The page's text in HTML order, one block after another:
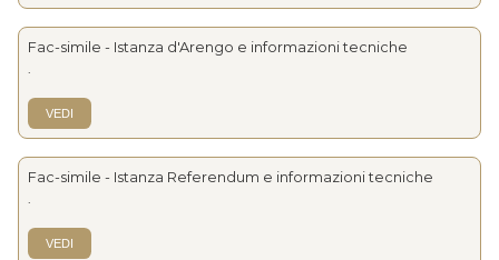
Fac-simile - Istanza d'Arengo e informazioni tecniche
VEDI
Fac-simile - Istanza Referendum e informazioni tecniche
VEDI